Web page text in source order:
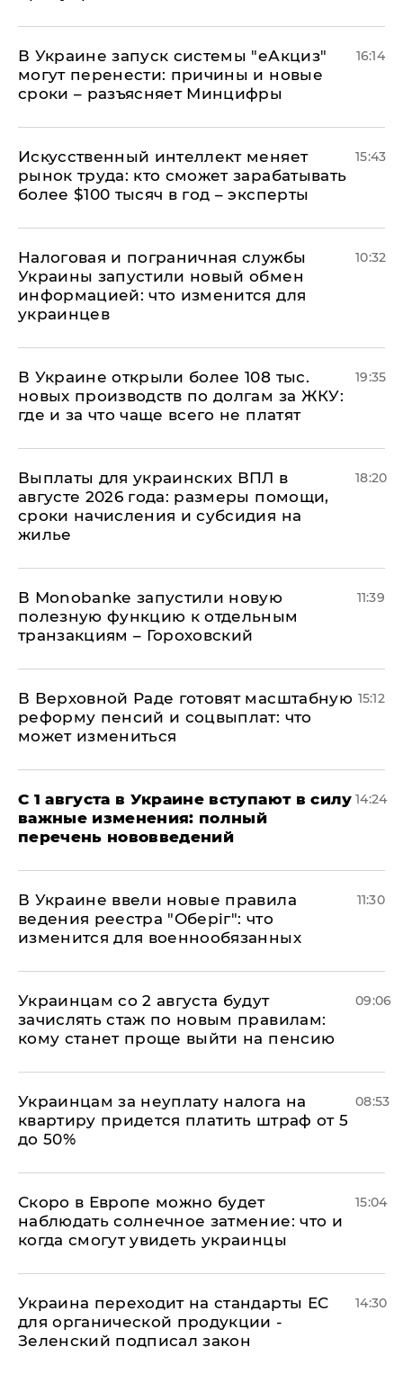
В Украине запуск системы "еАкциз"
могут перенести: причины и новые
сроки – разъясняет Минцифры
16:14
Искусственный интеллект меняет
рынок труда: кто сможет зарабатывать
более $100 тысяч в год – эксперты
15:43
Налоговая и пограничная службы
Украины запустили новый обмен
информацией: что изменится для
украинцев
10:32
В Украине открыли более 108 тыс.
новых производств по долгам за ЖКУ:
где и за что чаще всего не платят
19:35
Выплаты для украинских ВПЛ в
августе 2026 года: размеры помощи,
сроки начисления и субсидия на
жилье
18:20
В Мonobankе запустили новую
полезную функцию к отдельным
транзакциям – Гороховский
11:39
В Верховной Раде готовят масштабную
реформу пенсий и соцвыплат: что
может измениться
15:12
С 1 августа в Украине вступают в силу
важные изменения: полный
перечень нововведений
14:24
В Украине ввели новые правила
ведения реестра "Оберіг": что
изменится для военнообязанных
11:30
Украинцам со 2 августа будут
зачислять стаж по новым правилам:
кому станет проще выйти на пенсию
09:06
Украинцам за неуплату налога на
квартиру придется платить штраф от 5
до 50%
08:53
Скоро в Европе можно будет
наблюдать солнечное затмение: что и
когда смогут увидеть украинцы
15:04
Украина переходит на стандарты ЕС
для органической продукции -
Зеленский подписал закон
14:30